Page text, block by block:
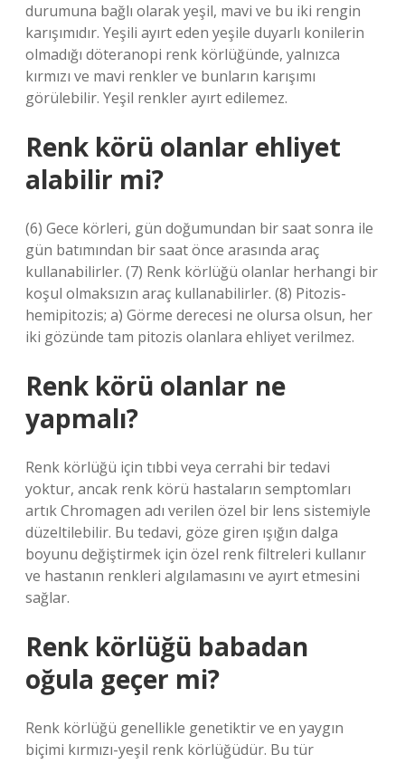
durumuna bağlı olarak yeşil, mavi ve bu iki rengin
karışımıdır. Yeşili ayırt eden yeşile duyarlı konilerin
olmadığı döteranopi renk körlüğünde, yalnızca
kırmızı ve mavi renkler ve bunların karışımı
görülebilir. Yeşil renkler ayırt edilemez.
Renk körü olanlar ehliyet
alabilir mi?
(6) Gece körleri, gün doğumundan bir saat sonra ile
gün batımından bir saat önce arasında araç
kullanabilirler. (7) Renk körlüğü olanlar herhangi bir
koşul olmaksızın araç kullanabilirler. (8) Pitozis-
hemipitozis; a) Görme derecesi ne olursa olsun, her
iki gözünde tam pitozis olanlara ehliyet verilmez.
Renk körü olanlar ne
yapmalı?
Renk körlüğü için tıbbi veya cerrahi bir tedavi
yoktur, ancak renk körü hastaların semptomları
artık Chromagen adı verilen özel bir lens sistemiyle
düzeltilebilir. Bu tedavi, göze giren ışığın dalga
boyunu değiştirmek için özel renk filtreleri kullanır
ve hastanın renkleri algılamasını ve ayırt etmesini
sağlar.
Renk körlüğü babadan
oğula geçer mi?
Renk körlüğü genellikle genetiktir ve en yaygın
biçimi kırmızı-yeşil renk körlüğüdür. Bu tür